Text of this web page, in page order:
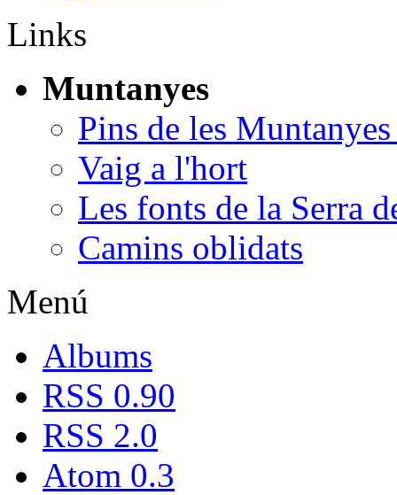
Links
Muntanyes
Pins de les Muntanyes
Vaig a l'hort
Les fonts de la Serra
Camins oblidats
Menú
Albums
RSS 0.90
RSS 2.0
Atom 0.3